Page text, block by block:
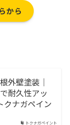
から
トクナガペイント
外壁塗装｜
耐久性アッ
クナガペイン